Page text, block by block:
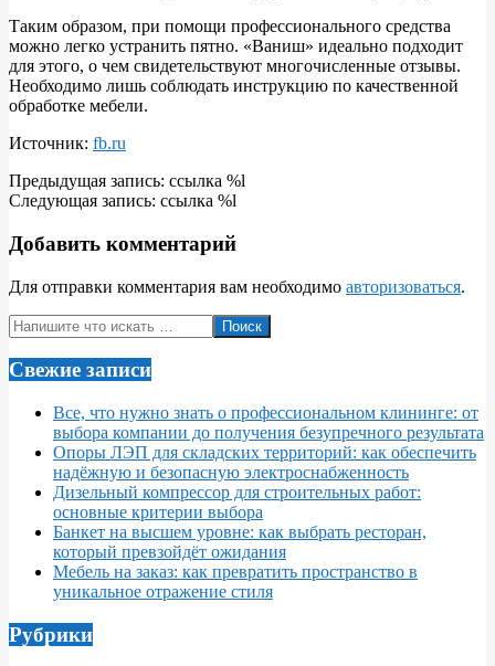
Таким образом, при помощи профессионального средства
можно легко устранить пятно. «Ваниш» идеально подходит
для этого, о чем свидетельствуют многочисленные отзывы.
Необходимо лишь соблюдать инструкцию по качественной
обработке мебели.
Источник: fb.ru
2018-
07-
Предыдущая запись: ссылка %l
Следующая запись: ссылка %l
Добавить комментарий
Для отправки комментария вам необходимо авторизоваться.
Поиск
Свежие записи
Все, что нужно знать о профессиональном клининге: от
выбора компании до получения безупречного результата
Опоры ЛЭП для складских территорий: как обеспечить
надёжную и безопасную электроснабженность
Дизельный компрессор для строительных работ:
основные критерии выбора
Банкет на высшем уровне: как выбрать ресторан,
который превзойдёт ожидания
Мебель на заказ: как превратить пространство в
уникальное отражение стиля
Рубрики